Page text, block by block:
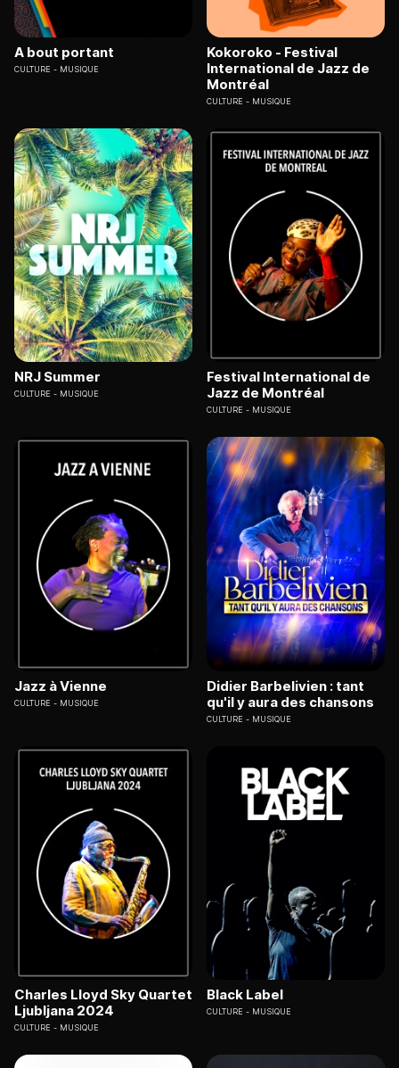
A bout portant
CULTURE MUSIQUE
Kokoroko - Festival
International de Jazz de
Montréal
CULTURE MUSIQUE
NRJ Summer
CULTURE MUSIQUE
Festival International de
Jazz de Montréal
CULTURE MUSIQUE
Jazz à Vienne
CULTURE MUSIQUE
Didier Barbelivien : tant
qu'il y aura des chansons
CULTURE MUSIQUE
Charles Lloyd Sky Quartet
Ljubljana 2024
CULTURE MUSIQUE
Black Label
CULTURE MUSIQUE